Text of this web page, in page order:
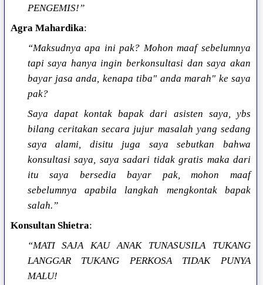
PENGEMIS!”
Agra Mahardika:
“Maksudnya apa ini pak? Mohon maaf sebelumnya
tapi saya hanya ingin berkonsultasi dan saya akan
bayar jasa anda, kenapa tiba" anda marah" ke saya
pak?
Saya dapat kontak bapak dari asisten saya, ybs
bilang ceritakan secara jujur masalah yang sedang
saya alami, disitu juga saya sebutkan bahwa
konsultasi saya, saya sadari tidak gratis maka dari
itu saya bersedia bayar pak, mohon maaf
sebelumnya apabila langkah mengkontak bapak
salah.”
Konsultan Shietra:
“MATI SAJA KAU ANAK TUNASUSILA TUKANG
LANGGAR TUKANG PERKOSA TIDAK PUNYA
MALU!